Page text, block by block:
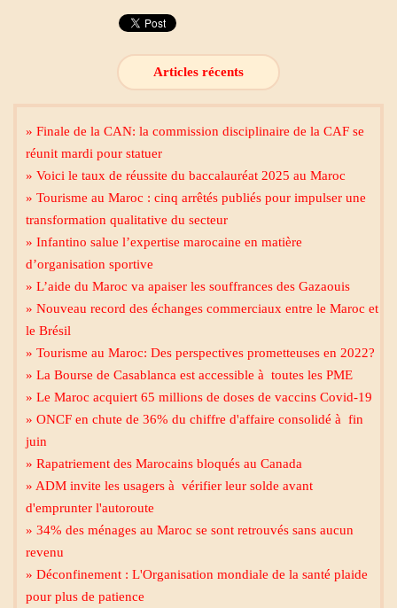
Articles récents
» Finale de la CAN: la commission disciplinaire de la CAF se
réunit mardi pour statuer
» Voici le taux de réussite du baccalauréat 2025 au Maroc
» Tourisme au Maroc : cinq arrêtés publiés pour impulser une
transformation qualitative du secteur
» Infantino salue l’expertise marocaine en matière
d’organisation sportive
» L’aide du Maroc va apaiser les souffrances des Gazaouis
» Nouveau record des échanges commerciaux entre le Maroc et
le Brésil
» Tourisme au Maroc: Des perspectives prometteuses en 2022?
» La Bourse de Casablanca est accessible à toutes les PME
» Le Maroc acquiert 65 millions de doses de vaccins Covid-19
» ONCF en chute de 36% du chiffre d'affaire consolidé à fin
juin
» Rapatriement des Marocains bloqués au Canada
» ADM invite les usagers à vérifier leur solde avant
d'emprunter l'autoroute
» 34% des ménages au Maroc se sont retrouvés sans aucun
revenu
» Déconfinement : L'Organisation mondiale de la santé plaide
pour plus de patience